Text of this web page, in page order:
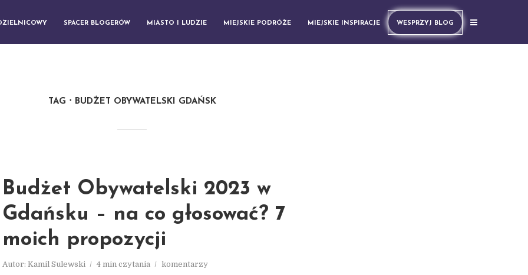
SPACER BLOGERÓW MIASTO I LUDZIE MIEJSKIE PODRÓŻE MIEJSKIE INSPIRACJE WESPRZYJ BLOG
TAG BUDŻET OBYWATELSKI GDAŃSK
Budżet Obywatelski 2023 w
Gdańsku – na co głosować? 7
moich propozycji
Autor: Kamil Sulewski 4 min czytania komentarzy